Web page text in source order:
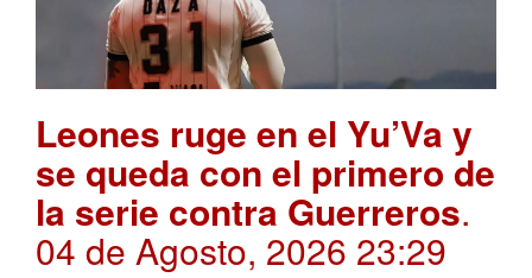
Leones ruge en el Yu’Va y
se queda con el primero de
la serie contra Guerreros.
04 de Agosto, 2026 23:29